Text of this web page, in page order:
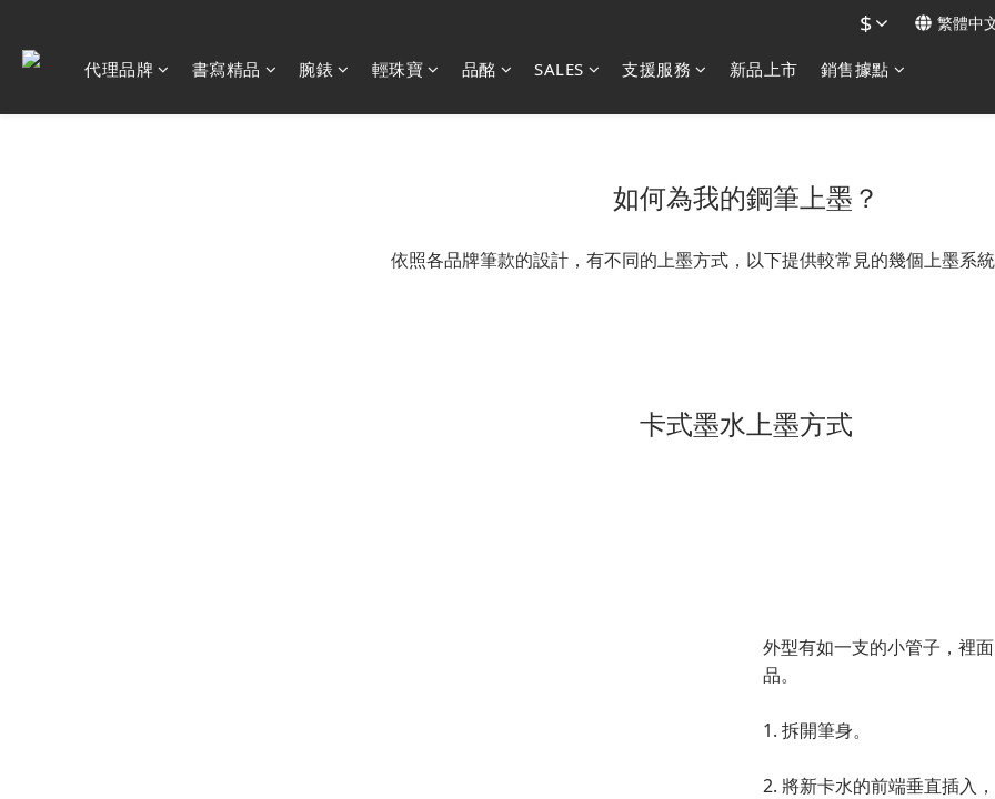
$ 繁體中
代理品牌 書寫精品 腕錶 輕珠寶 品酩 SALES 支援服務 新品上市 銷售據點
如何為我的鋼筆上墨？
依照各品牌筆款的設計，有不同的上墨方式，以下提供較常見的幾個上墨系
卡式墨水上墨方式
外型有如一支的小管子，裡
品。
1. 拆開筆身。
2. 將新卡水的前端垂直插入